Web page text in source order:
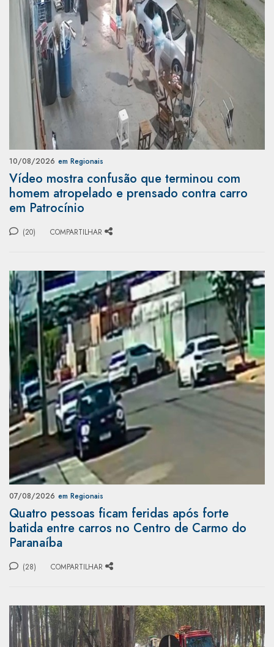
10/08/2026 em Regionais
Vídeo mostra confusão que terminou com
homem atropelado e prensado contra carro
em Patrocínio
(20) COMPARTILHAR
07/08/2026 em Regionais
Quatro pessoas ficam feridas após forte
batida entre carros no Centro de Carmo do
Paranaíba
(28) COMPARTILHAR